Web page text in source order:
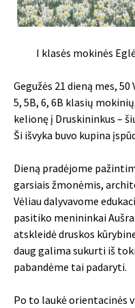
I klasės mokinės
Gegužės 21 dieną mes,
5, 5B, 6, 6B klasių
kelionę į Druskininkus –
Ši išvyka buvo kupina
Dieną pradėjome
garsiais žmonėmis,
Vėliau dalyvavome
pasitiko menininkai
atskleidė druskos
daug galima sukurti iš
pabandėme tai padaryti.
Po to laukė orientacinės